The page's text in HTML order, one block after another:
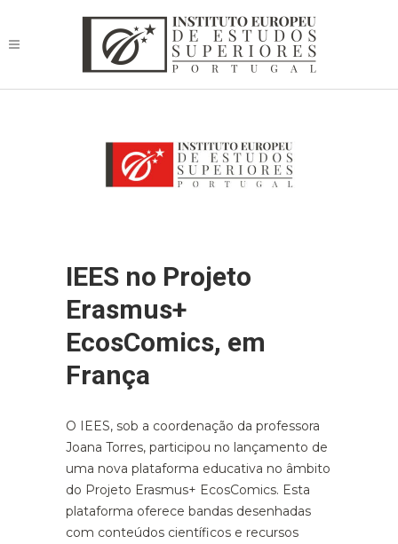
IEES no Projeto
Erasmus+
EcosComics, em
França
O IEES, sob a coordenação da professora
Joana Torres, participou no lançamento de
uma nova plataforma educativa no âmbito
do Projeto Erasmus+ EcosComics. Esta
plataforma oferece bandas desenhadas
com conteúdos científicos e recursos